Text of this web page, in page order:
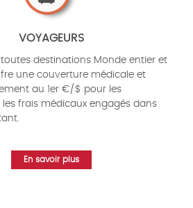
VOYAGEURS
destinations Monde entier et
une couverture médicale et
au 1er €/$ pour les
frais médicaux engagés dans
En savoir plus